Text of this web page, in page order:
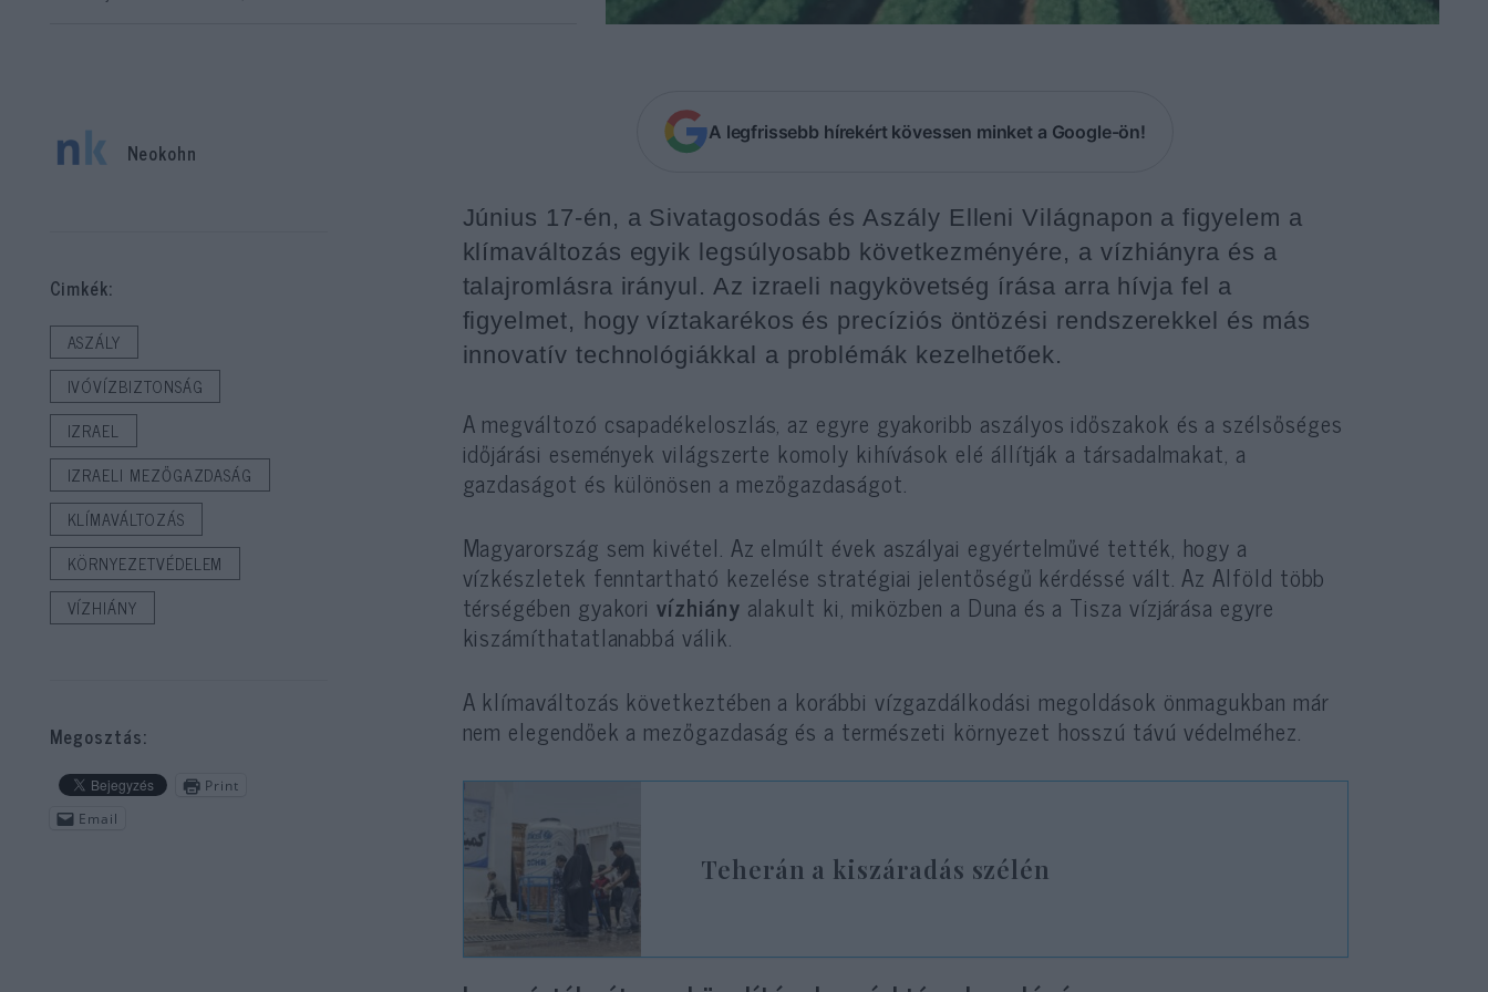
A legfrissebb hírekért kövessen minket a Google-ön!
Június 17-én, a Sivatagosodás és Aszály Elleni Világnapon a figyelem a
klímaváltozás egyik legsúlyosabb következményére, a vízhiányra és a
talajromlásra irányul. Az izraeli nagykövetség írása arra hívja fel a
figyelmet, hogy víztakarékos és precíziós öntözési rendszerekkel és más
innovatív technológiákkal a problémák kezelhetőek.
A megváltozó csapadékeloszlás, az egyre gyakoribb aszályos időszakok és a szélsőséges
időjárási események világszerte komoly kihívások elé állítják a társadalmakat, a
gazdaságot és különösen a mezőgazdaságot.
Magyarország sem kivétel. Az elmúlt évek aszályai egyértelművé tették, hogy a
vízkészletek fenntartható kezelése stratégiai jelentőségű kérdéssé vált. Az Alföld több
térségében gyakorivízhiány alakult ki, miközben a Duna és a Tisza vízjárása egyre
kiszámíthatatlanabbá válik.
A klímaváltozás következtében a korábbi vízgazdálkodási megoldások önmagukban már
nem elegendőek a mezőgazdaság és a természeti környezet hosszú távú védelméhez.
Teherán a kiszáradás szélén
Neokohn
Cimkék:
ASZÁLY
IVÓVÍZBIZTONSÁG
IZRAEL
IZRAELI MEZŐGAZDASÁG
KLÍMAVÁLTOZÁS
KÖRNYEZETVÉDELEM
VÍZHIÁNY
Megosztás:
Print
Email